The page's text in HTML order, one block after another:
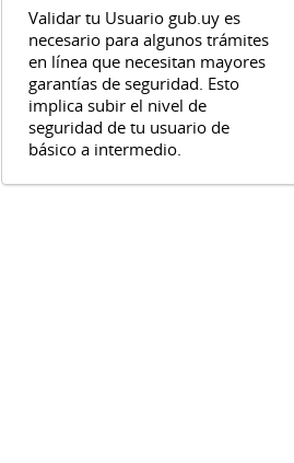
Validar tu Usuario gub.uy es
necesario para algunos trámites
en línea que necesitan mayores
garantías de seguridad. Esto
implica subir el nivel de
seguridad de tu usuario de
básico a intermedio.